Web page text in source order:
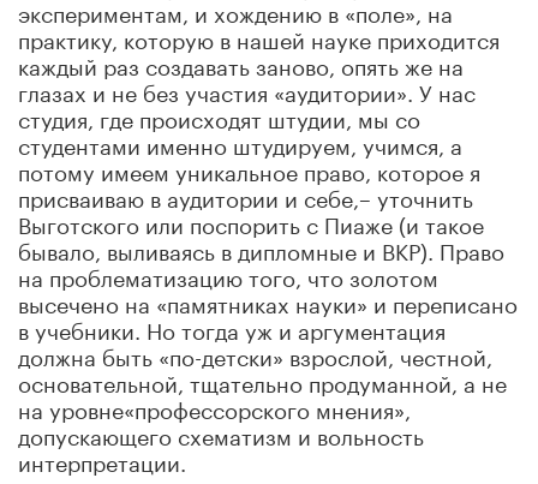
экспериментам, и хождению в «поле», на
практику, которую в нашей науке приходится
каждый раз создавать заново, опять же на
глазах и не без участия «аудитории». У нас
студия, где происходят штудии, мы со
студентами именно штудируем, учимся, а
потому имеем уникальное право, которое я
присваиваю в аудитории и себе,– уточнить
Выготского или поспорить с Пиаже (и такое
бывало, выливаясь в дипломные и ВКР). Право
на проблематизацию того, что золотом
высечено на «памятниках науки» и переписано
в учебники. Но тогда уж и аргументация
должна быть «по-детски» взрослой, честной,
основательной, тщательно продуманной, а не
на уровне«профессорского мнения»,
допускающего схематизм и вольность
интерпретации.